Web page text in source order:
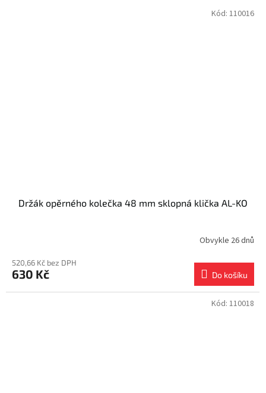
Držák opěrného kolečka 48 mm sklopná klička AL-KO
Obvykle 26 dnů
520,66 Kč bez DPH
630 Kč Do košíku
Kód: 110016
Kód: 110018